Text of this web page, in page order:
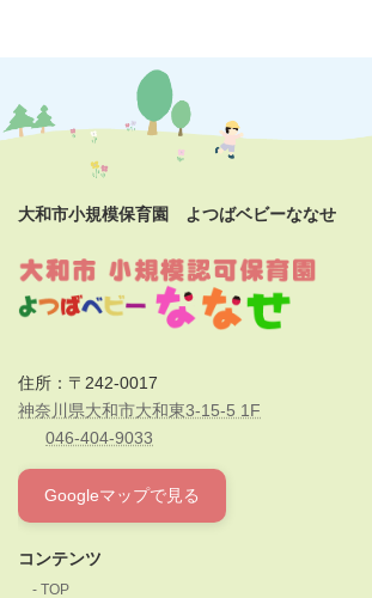
大和市小規模保育園 よつばベビーななせ
住所：〒242-0017
神奈川県大和市大和東3-15-5 1F
046-404-9033
Googleマップで見る
コンテンツ
TOP